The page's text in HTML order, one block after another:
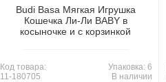
Budi Basa Мягкая Игрушка
Кошечка Ли-Ли BABY в
косыночке и с корзинкой
Код товара:
11-180705
Упаковка: 6
В наличии